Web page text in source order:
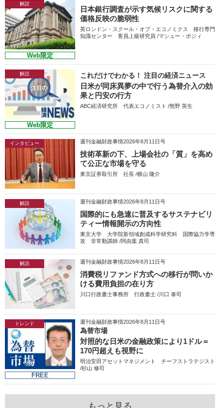
解説
Web限定
日本銀行調査が示す気候リスクに関する
価格反映の脆弱性
英ロンドン・スクール・オブ・エコノミクス 移行専門
知識センター 客員上級研究員 /マシュー・ポジィ
解説
Web限定
これだけでわかる！ 注目の経済ニュース
日米が同床異夢の中で行う為替介入の効
果と円安の行方
ABC経済研究所 代表エコノミスト /熊野 英生
インタビュー 週刊金融財政事情2026年8月11日号
技術革新の下、上場会社の「質」を高め
て公正な市場を守る
東京証券取引所 社長 /横山 隆介
解説 週刊金融財政事情2026年8月11日号
国際的にも急速に普及するサステナビリ
ティー情報開示の方向性
東京大学 大学院新領域創成科学研究科 国際協力学専
攻 非常勤講師 /阿由葉 真司
解説 週刊金融財政事情2026年8月11日号
消費税リファンド方式への移行が問いか
ける費用負担の在り方
川口行政書士事務所 行政書士 /川口 泰司
トレンド
FREE
週刊金融財政事情2026年8月11日号
為替市場
対照的な日米の金融政策により1ドル＝
170円超えも視野に
明治安田アセットマネジメント チーフストラテジスト
/杉山 修司
もっと見る